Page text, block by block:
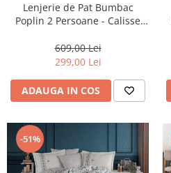
Lenjerie de Pat Bumbac
Poplin 2 Persoane - Calisse
609,00 Lei
299,00 Lei
ADAUGA IN COS
-51%